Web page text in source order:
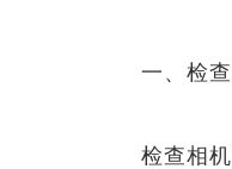
一、检
检查相